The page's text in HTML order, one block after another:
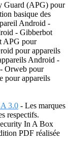
Guard (APG) pour
basique des
Android -
- Gibberbot
APG pour
pour appareils
Android -
Orweb pour
pour appareils
3.0 - Les marques
respectifs.
In A Box
PDF réalisée